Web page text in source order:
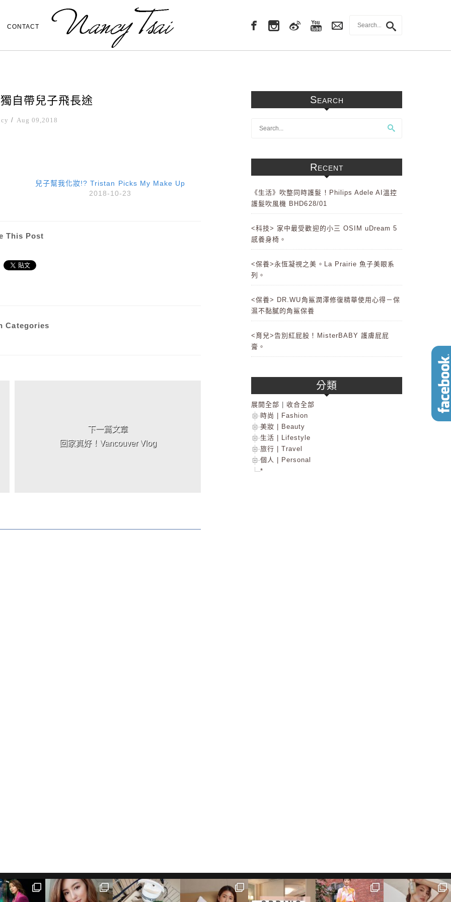
CONTACT
自帶兒子飛長途
/ Aug 09,2018
兒子幫我化妝!? Tristan Picks My Make Up
2018-10-23
This Post
Categories
下一篇文章
回家真好！Vancouver Vlog
Search
Recent
《生活》吹整同時護髮！Philips Adele AI溫控
護髮吹風機 BHD628/01
<科技> 家中最受歡迎的小三 OSIM uDream 5
感養身椅。
<保養>永恆凝視之美。La Prairie 魚子美眼系
列。
<保養> DR.WU角鯊潤澤修復精華使用心得－保
濕不黏膩的角鯊保養
<育兒>告別紅屁股！MisterBABY 護膚屁屁
膏。
分類
展開全部
收合全部
時尚 | Fashion
美妝 | Beauty
生活 | Lifestyle
旅行 | Travel
個人 | Personal
*